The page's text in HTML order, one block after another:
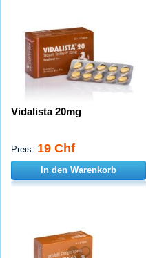
Vidalista 20mg
Preis: 19 Chf
In den Warenkorb